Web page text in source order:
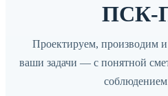
ПСК-
Проектируем, производим
ваши задачи — с понятной
соблюдением